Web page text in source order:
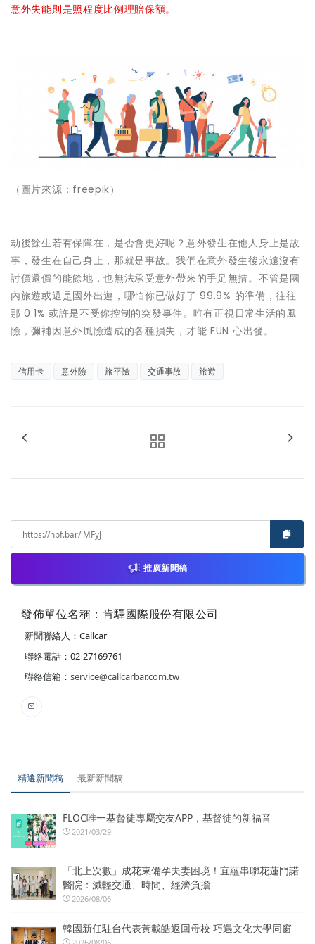
意外失能則是照程度比例理賠保額。
（圖片來源：freepik）
劫後餘生若有保障在，是否會更好呢？意外發生在他人身上是故
事，發生在自己身上，那就是事故。我們在意外發生後永遠沒有
討價還價的能餘地，也無法承受意外帶來的手足無措。不管是國
內旅遊或還是國外出遊，哪怕你已做好了 99.9% 的準備，往往
那 0.1% 或許是不受你控制的突發事件。唯有正視日常生活的風
險，彌補因意外風險造成的各種損失，才能 FUN 心出發。
信用卡 意外險 旅平險 交通事故 旅遊
推廣新聞稿
發佈單位名稱：肯驛國際股份有限公司
新聞聯絡人：Callcar
聯絡電話：02-27169761
聯絡信箱： service@callcarbar.com.tw
精選新聞稿 最新新聞稿
FLOC唯一基督徒專屬交友APP，基督徒的新福音
2021/03/29
「北上次數」成花東備孕夫妻困境！宜蘊串聯花蓮門諾
醫院：減輕交通、時間、經濟負擔
2026/08/06
韓國新任駐台代表黃載皓返回母校 巧遇文化大學同窗